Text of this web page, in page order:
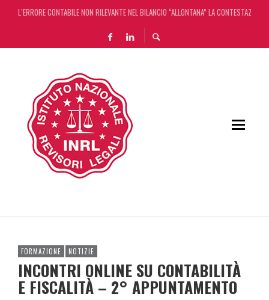
L’ERRORE CONTABILE NON RILEVANTE NEL BILANCIO “ALLONTANA” LA CONTESTAZIONE
DECRETO OMNIBUS: CON IL CONCORDATO UNO ‘SCUDO’ FISCALE DI 4 ANNI
CHIUSURA ESTIVA DELLA RASSEGNA STAMPA INRL: DAL 10 AL 24 AGOSTO
FORMAZIONE NOTIZIE
INCONTRI ONLINE SU CONTABILITÀ
E FISCALITÀ – 2° APPUNTAMENTO